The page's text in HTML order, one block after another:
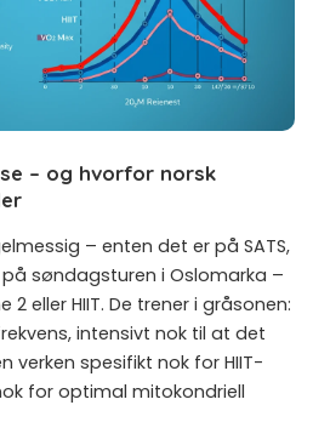
– og hvorfor norsk
– enten det er på SATS,
søndagsturen i Oslomarka –
2 eller HIIT. De trener i gråsonen:
intensivt nok til at det
verken spesifikt nok for HIIT-
for optimal mitokondriell